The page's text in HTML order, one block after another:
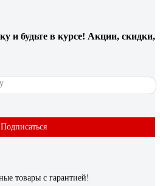
и будьте в курсе! Акции, скидки,
Подписаться
товары с гарантией!